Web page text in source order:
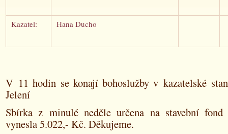
Kazatel: Hana Ducho
V 11 hodin se konají bohoslužby v kazatelské
Jelení
Sbírka z minulé neděle určena na stavební fond
vynesla 5.022,- Kč. Děkujeme.